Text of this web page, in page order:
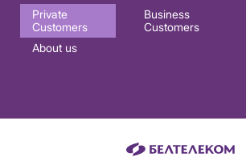
Основная
навигация
Private
Customers
Business
Customers
About us